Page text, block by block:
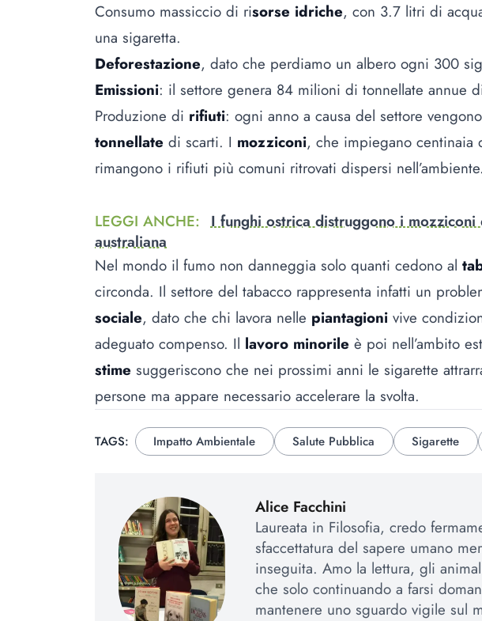
Consumo massiccio di risorse idriche, con 3.7 litri di
una sigaretta.
Deforestazione, dato che perdiamo un albero ogni 300
Emissioni: il settore genera 84 milioni di tonnellate annue
Produzione di rifiuti: ogni anno a causa del settore
tonnellate di scarti. I mozziconi, che impiegano centinaia
rimangono i rifiuti più comuni ritrovati dispersi nell’ambiente.
LEGGI ANCHE: I funghi ostrica distruggono i
australiana
Nel mondo il fumo non danneggia solo quanti cedono al
circonda. Il settore del tabacco rappresenta infatti un
sociale, dato che chi lavora nelle piantagioni vive
adeguato compenso. Il lavoro minorile è poi nell’ambito
stime suggeriscono che nei prossimi anni le sigarette
persone ma appare necessario accelerare la svolta.
TAGS: Impatto Ambientale Salute Pubblica Sigarette
Alice Facchini
Laureata in Filosofia, credo
sfaccettatura del sapere umano
inseguita. Amo la lettura, gli
che solo continuando a farsi
mantenere uno sguardo vigile sul